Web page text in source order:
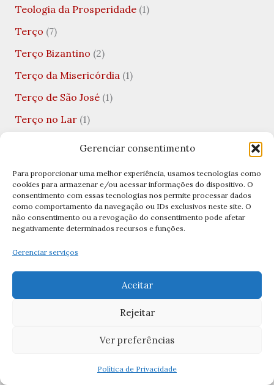
Gerenciar consentimento
Para proporcionar uma melhor experiência, usamos tecnologias como
cookies para armazenar e/ou acessar informações do dispositivo. O
consentimento com essas tecnologias nos permite processar dados
como comportamento da navegação ou IDs exclusivos neste site. O
não consentimento ou a revogação do consentimento pode afetar
negativamente determinados recursos e funções.
Gerenciar serviços
Aceitar
Rejeitar
Ver preferências
Política de Privacidade
Teologia da Prosperidade(1)
Terço (7)
Terço Bizantino (2)
Terço da Misericórdia (1)
Terço de São José(1)
Terço no Lar(1)
Terços Católicos(11)
Tradições Católicas(5)
Uncategorized(10)
Valentine's Day
Viagens Católicas(1)
Visitação de Nossa Senhora(1)